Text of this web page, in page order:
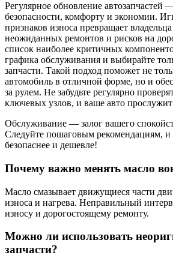
Регулярное обновление автозапчастей
безопасности, комфорту и экономии.
признаков износа превращает
неожиданных ремонтов и рисков на
список наиболее критичных
графика обслуживания и выбирайте
запчасти. Такой подход поможет не
автомобиль в отличной форме, но и
за рулем. Не забудьте регулярно
ключевых узлов, и ваше авто
Обслуживание — залог вашего
Следуйте пошаговым рекомендациям, и
безопаснее и дешевле!
Почему важно менять масло
Масло смазывает движущиеся части
износа и нагрева. Неправильный
износу и дорогостоящему ремонту.
Можно ли использовать
запчасти?